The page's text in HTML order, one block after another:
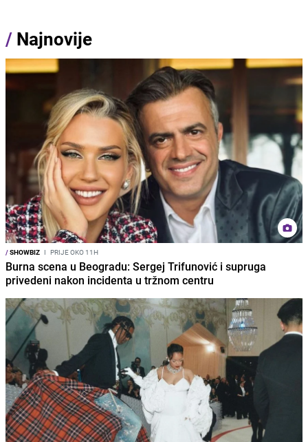
/ Najnovije
/SHOWBIZ I PRIJE OKO 11H
Burna scena u Beogradu: Sergej Trifunović i supruga
privedeni nakon incidenta u tržnom centru